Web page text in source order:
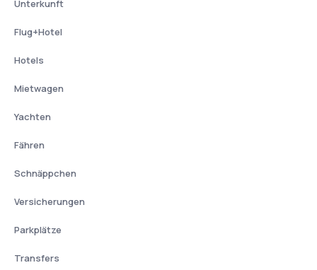
Unterkunft
Flug+Hotel
Hotels
Mietwagen
Yachten
Fähren
Schnäppchen
Versicherungen
Parkplätze
Transfers